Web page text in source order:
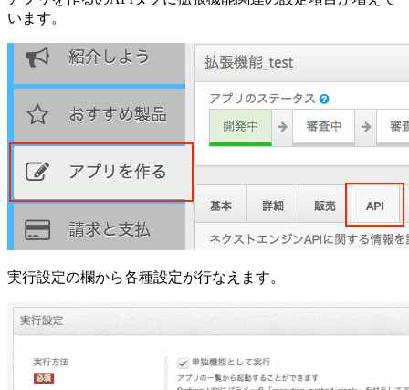
います。
実行設定の欄から各種設定が行なえます。